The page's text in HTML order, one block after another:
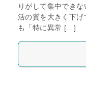
りがして集中でき
活の質を大きく下
も「特に異常 […]